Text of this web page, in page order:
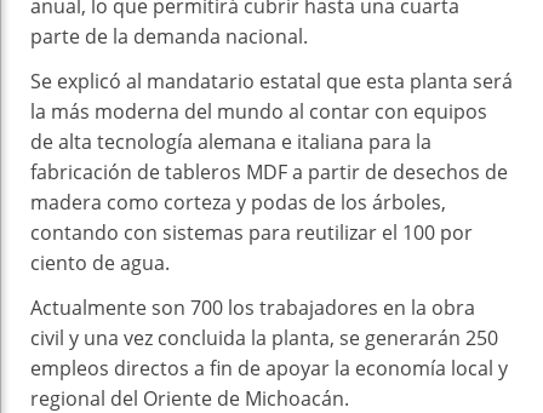
anual, lo que permitirá cubrir hasta una cuarta
parte de la demanda nacional.
Se explicó al mandatario estatal que esta planta será
la más moderna del mundo al contar con equipos
de alta tecnología alemana e italiana para la
fabricación de tableros MDF a partir de desechos de
madera como corteza y podas de los árboles,
contando con sistemas para reutilizar el 100 por
ciento de agua.
Actualmente son 700 los trabajadores en la obra
civil y una vez concluida la planta, se generarán 250
empleos directos a fin de apoyar la economía local y
regional del Oriente de Michoacán.